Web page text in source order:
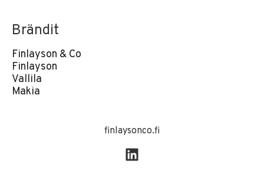
Brändit
Finlayson & Co
Finlayson
Vallila
Makia
finlaysonco.fi